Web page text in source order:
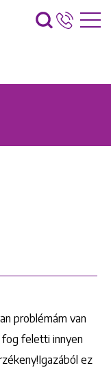
problémám van
feletti innyen
ez